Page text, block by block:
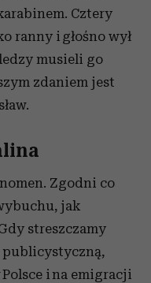
Cztery
ranny i głośno wył
musieli go
zdaniem jest
Zgodni co
jak
streszczamy
publicystyczną,
i na emigracji